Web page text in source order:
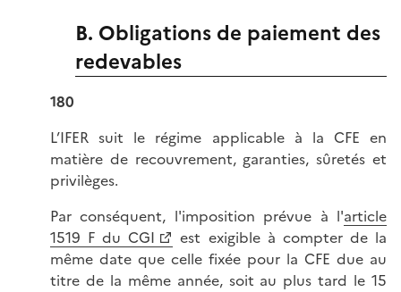
B. Obligations de paiement des
redevables
180
L’IFER suit le régime applicable à la CFE en
matière de recouvrement, garanties, sûretés et
privilèges.
Par conséquent, l'imposition prévue à l'article
1519 F du CGI
est exigible à compter de la
même date que celle fixée pour la CFE due au
titre de la même année, soit au plus tard le 15